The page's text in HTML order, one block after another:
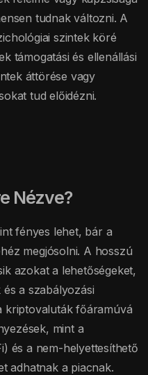
tudnak változni. A
szintek köré
támogatási és ellenállási
áttörése vagy
tud előidézni.
Nézve?
fényes lehet, bár a
megjósolni. A hosszú
azokat a lehetőségeket,
a szabályozási
kriptovaluták főáramúvá
mint a
és a nem-helyettesíthető
adhatnak a piacnak.